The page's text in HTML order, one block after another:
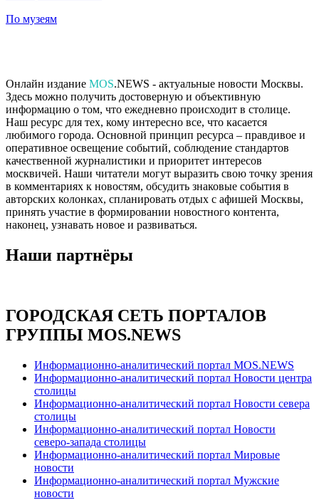
По музеям
Онлайн издание MOS.NEWS - актуальные новости Москвы.
Здесь можно получить достоверную и объективную
информацию о том, что ежедневно происходит в столице.
Наш ресурс для тех, кому интересно все, что касается
любимого города. Основной принцип ресурса – правдивое и
оперативное освещение событий, соблюдение стандартов
качественной журналистики и приоритет интересов
москвичей. Наши читатели могут выразить свою точку зрения
в комментариях к новостям, обсудить знаковые события в
авторских колонках, спланировать отдых с афишей Москвы,
принять участие в формировании новостного контента,
наконец, узнавать новое и развиваться.
Наши партнёры
ГОРОДСКАЯ СЕТЬ ПОРТАЛОВ
ГРУППЫ MOS.NEWS
Информационно-аналитический портал MOS.NEWS
Информационно-аналитический портал Новости центра
столицы
Информационно-аналитический портал Новости севера
столицы
Информационно-аналитический портал Новости
северо-запада столицы
Информационно-аналитический портал Мировые
новости
Информационно-аналитический портал Мужские
новости